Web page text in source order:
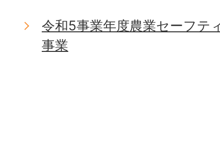
令和5事業年度農業セーフテ
事業